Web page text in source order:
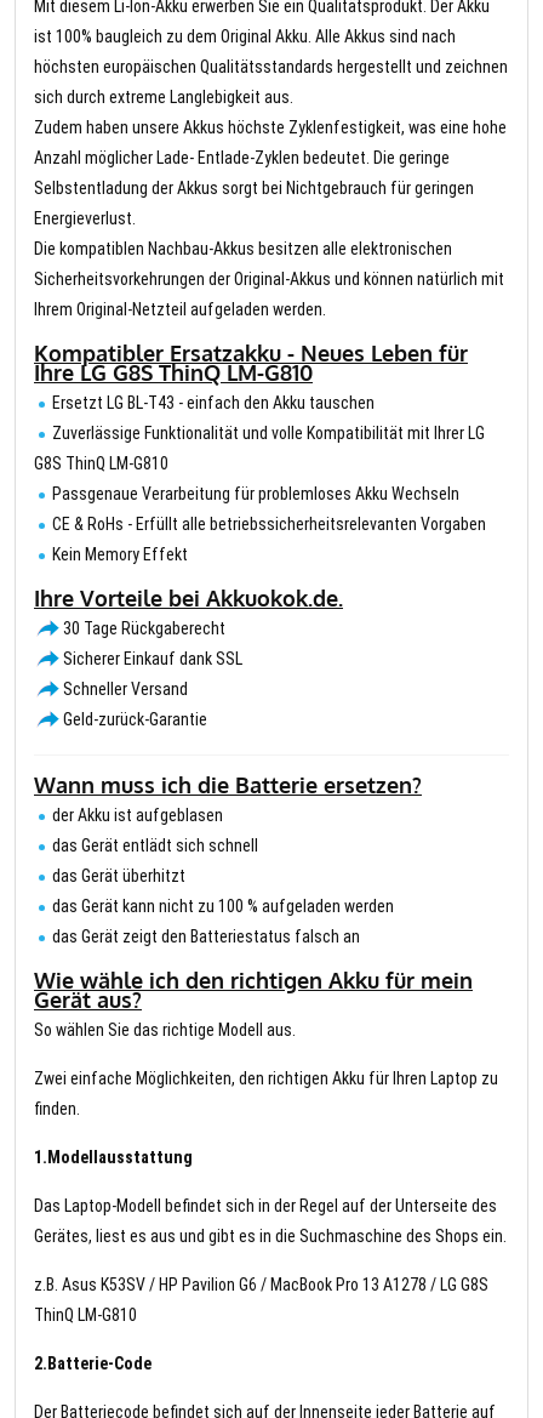
Mit diesem Li-Ion-Akku erwerben Sie ein Qualitätsprodukt. Der Akku
ist 100% baugleich zu dem Original Akku. Alle Akkus sind nach
höchsten europäischen Qualitätsstandards hergestellt und zeichnen
sich durch extreme Langlebigkeit aus.
Zudem haben unsere Akkus höchste Zyklenfestigkeit, was eine hohe
Anzahl möglicher Lade- Entlade-Zyklen bedeutet. Die geringe
Selbstentladung der Akkus sorgt bei Nichtgebrauch für geringen
Energieverlust.
Die kompatiblen Nachbau-Akkus besitzen alle elektronischen
Sicherheitsvorkehrungen der Original-Akkus und können natürlich mit
Ihrem Original-Netzteil aufgeladen werden.
Kompatibler Ersatzakku - Neues Leben für
Ihre LG G8S ThinQ LM-G810
Ersetzt LG BL-T43 - einfach den Akku tauschen
Zuverlässige Funktionalität und volle Kompatibilität mit Ihrer LG
G8S ThinQ LM-G810
Passgenaue Verarbeitung für problemloses Akku Wechseln
CE & RoHs - Erfüllt alle betriebssicherheitsrelevanten Vorgaben
Kein Memory Effekt
Ihre Vorteile bei Akkuokok.de.
30 Tage Rückgaberecht
Sicherer Einkauf dank SSL
Schneller Versand
Geld-zurück-Garantie
Wann muss ich die Batterie ersetzen?
der Akku ist aufgeblasen
das Gerät entlädt sich schnell
das Gerät überhitzt
das Gerät kann nicht zu 100 % aufgeladen werden
das Gerät zeigt den Batteriestatus falsch an
Wie wähle ich den richtigen Akku für mein
Gerät aus?
So wählen Sie das richtige Modell aus.
Zwei einfache Möglichkeiten, den richtigen Akku für Ihren Laptop zu
finden.
1.Modellausstattung
Das Laptop-Modell befindet sich in der Regel auf der Unterseite des
Gerätes, liest es aus und gibt es in die Suchmaschine des Shops ein.
z.B. Asus K53SV / HP Pavilion G6 / MacBook Pro 13 A1278 / LG G8S
ThinQ LM-G810
2.Batterie-Code
Der Batteriecode befindet sich auf der Innenseite jeder Batterie auf